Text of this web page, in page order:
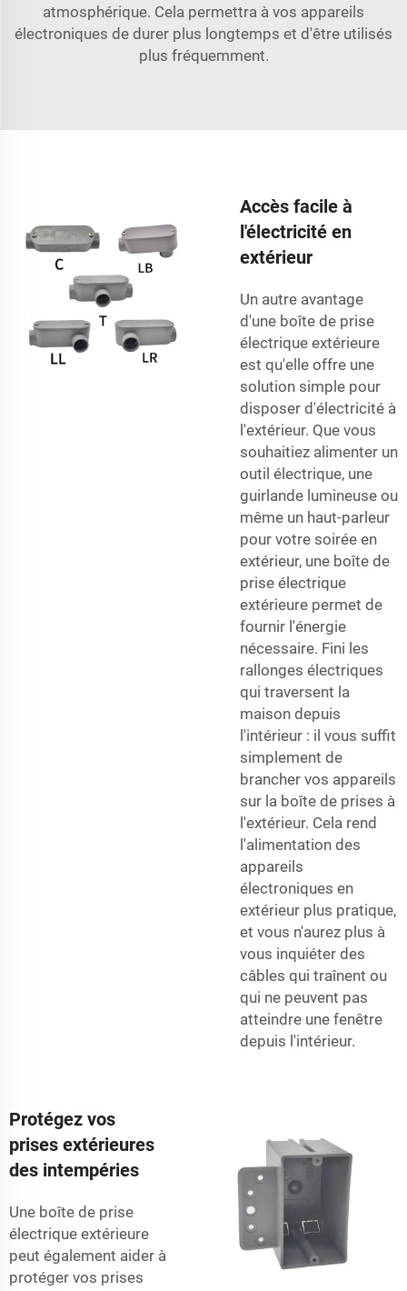
atmosphérique. Cela permettra à vos appareils
électroniques de durer plus longtemps et d'être utilisés
plus fréquemment.
Accès facile à
l'électricité en
extérieur
Un autre avantage
d'une boîte de prise
électrique extérieure
est qu'elle offre une
solution simple pour
disposer d'électricité à
l'extérieur. Que vous
souhaitiez alimenter un
outil électrique, une
guirlande lumineuse ou
même un haut-parleur
pour votre soirée en
extérieur, une boîte de
prise électrique
extérieure permet de
fournir l'énergie
nécessaire. Fini les
rallonges électriques
qui traversent la
maison depuis
l'intérieur : il vous suffit
simplement de
brancher vos appareils
sur la boîte de prises à
l'extérieur. Cela rend
l'alimentation des
appareils
électroniques en
extérieur plus pratique,
et vous n'aurez plus à
vous inquiéter des
câbles qui traînent ou
qui ne peuvent pas
atteindre une fenêtre
depuis l'intérieur.
Protégez vos
prises extérieures
des intempéries
Une boîte de prise
électrique extérieure
peut également aider à
protéger vos prises